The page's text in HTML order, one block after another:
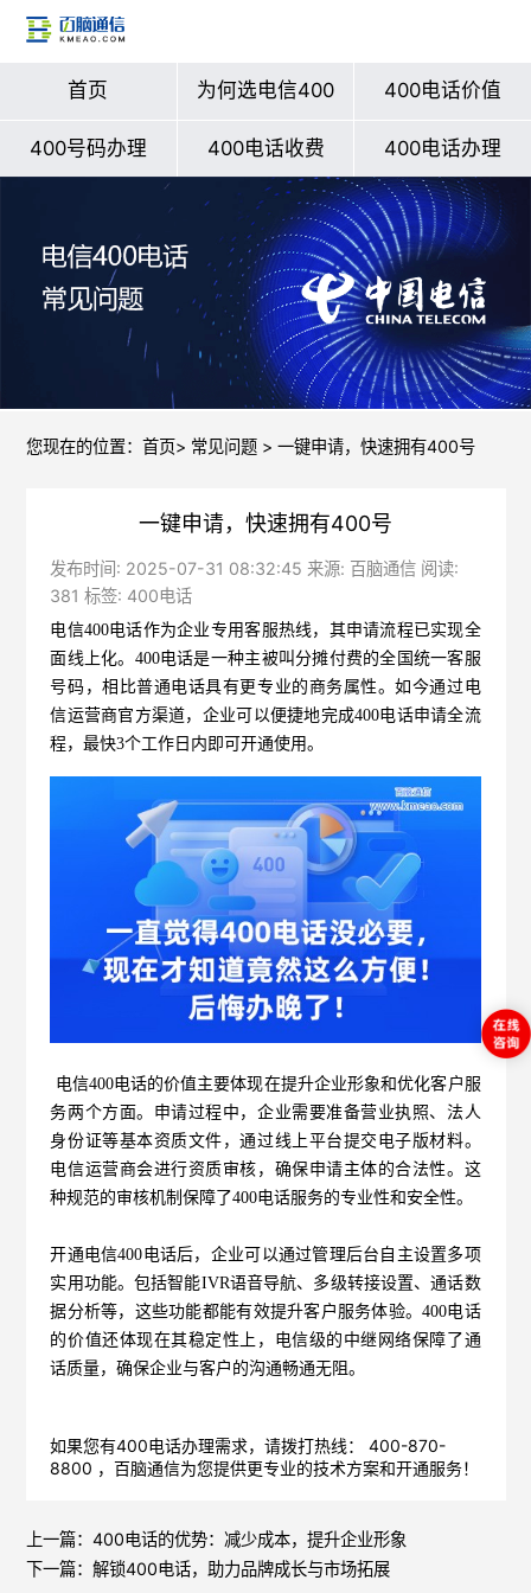
首页 为何选电信400 400电话价值
400号码办理 400电话收费 400电话办理
您现在的位置： 首页> 常见问题> 一键申请，快速拥有400号
一键申请，快速拥有400号
发布时间: 2025-07-31 08:32:45 来源: 百脑通信 阅读:
381 标签: 400电话
电信400电话作为企业专用客服热线，其申请流程已实现全
面线上化。400电话是一种主被叫分摊付费的全国统一客服
号码，相比普通电话具有更专业的商务属性。如今通过电
信运营商官方渠道，企业可以便捷地完成400电话申请全流
程，最快3个工作日内即可开通使用。
电信400电话的价值主要体现在提升企业形象和优化客户服
务两个方面。申请过程中，企业需要准备营业执照、法人
身份证等基本资质文件，通过线上平台提交电子版材料。
电信运营商会进行资质审核，确保申请主体的合法性。这
种规范的审核机制保障了400电话服务的专业性和安全性。
开通电信400电话后，企业可以通过管理后台自主设置多项
实用功能。包括智能IVR语音导航、多级转接设置、通话数
据分析等，这些功能都能有效提升客户服务体验。400电话
的价值还体现在其稳定性上，电信级的中继网络保障了通
话质量，确保企业与客户的沟通畅通无阻。
如果您有400电话办理需求，请拨打热线： 400-870-
8800 ，百脑通信为您提供更专业的技术方案和开通服务！
上一篇： 400电话的优势：减少成本，提升企业形象
下一篇： 解锁400电话，助力品牌成长与市场拓展